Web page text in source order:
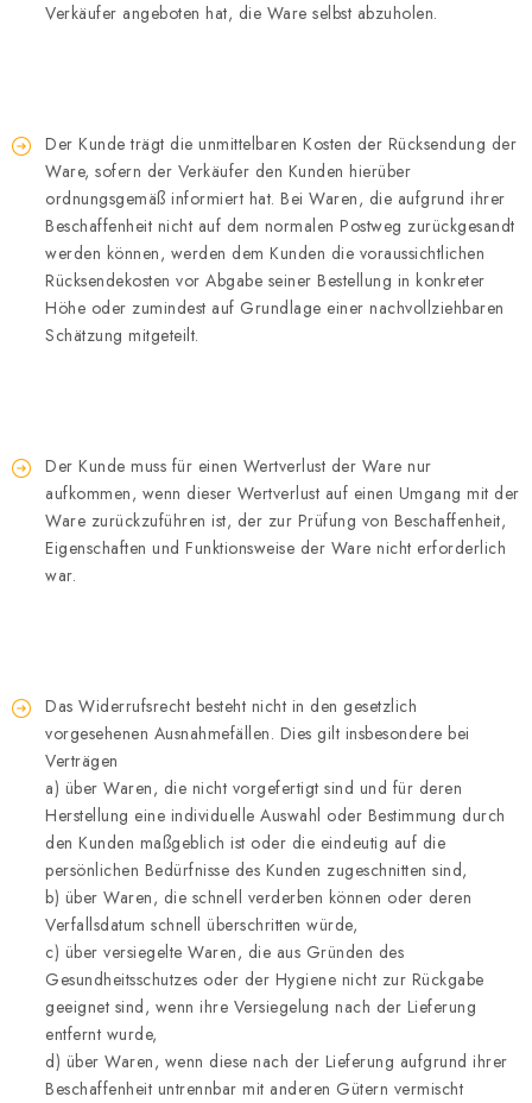
Verkäufer angeboten hat, die Ware selbst abzuholen.
Der Kunde trägt die unmittelbaren Kosten der Rücksendung der
Ware, sofern der Verkäufer den Kunden hierüber
ordnungsgemäß informiert hat. Bei Waren, die aufgrund ihrer
Beschaffenheit nicht auf dem normalen Postweg zurückgesandt
werden können, werden dem Kunden die voraussichtlichen
Rücksendekosten vor Abgabe seiner Bestellung in konkreter
Höhe oder zumindest auf Grundlage einer nachvollziehbaren
Schätzung mitgeteilt.
Der Kunde muss für einen Wertverlust der Ware nur
aufkommen, wenn dieser Wertverlust auf einen Umgang mit der
Ware zurückzuführen ist, der zur Prüfung von Beschaffenheit,
Eigenschaften und Funktionsweise der Ware nicht erforderlich
war.
Das Widerrufsrecht besteht nicht in den gesetzlich
vorgesehenen Ausnahmefällen. Dies gilt insbesondere bei
Verträgen
a) über Waren, die nicht vorgefertigt sind und für deren
Herstellung eine individuelle Auswahl oder Bestimmung durch
den Kunden maßgeblich ist oder die eindeutig auf die
persönlichen Bedürfnisse des Kunden zugeschnitten sind,
b) über Waren, die schnell verderben können oder deren
Verfallsdatum schnell überschritten würde,
c) über versiegelte Waren, die aus Gründen des
Gesundheitsschutzes oder der Hygiene nicht zur Rückgabe
geeignet sind, wenn ihre Versiegelung nach der Lieferung
entfernt wurde,
d) über Waren, wenn diese nach der Lieferung aufgrund ihrer
Beschaffenheit untrennbar mit anderen Gütern vermischt